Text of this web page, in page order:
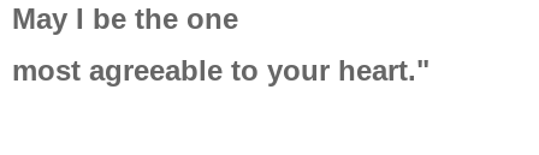
May I be the one
most agreeable to your heart."